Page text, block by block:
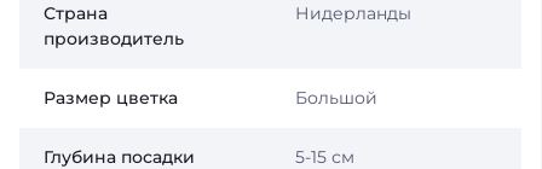
Страна
производитель
Нидерланды
Размер цветка Большой
Глубина посадки 5-15 см